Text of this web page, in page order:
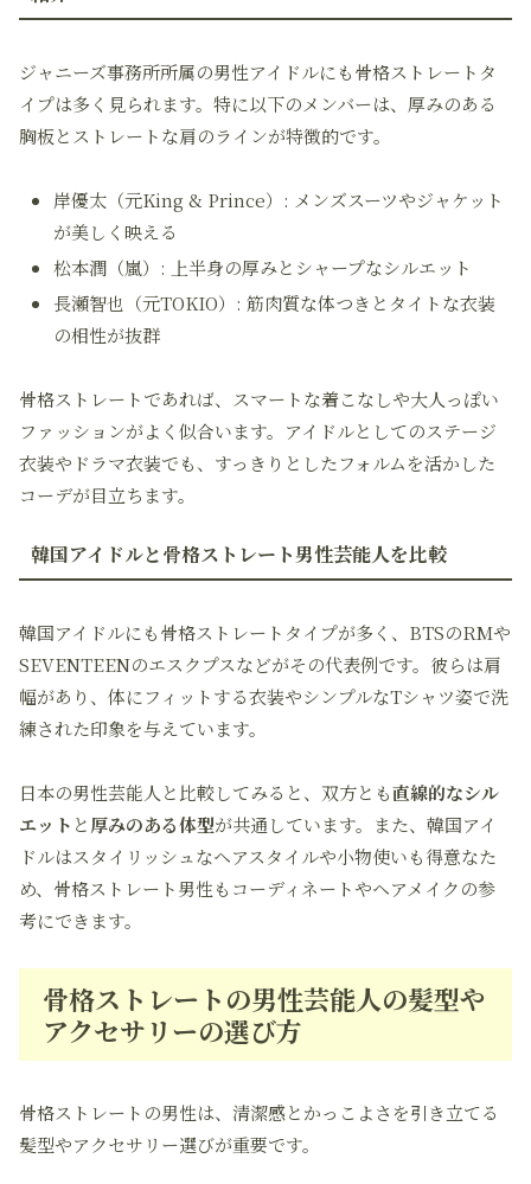
ジャニーズ事務所所属の男性アイドルにも骨格ストレートタ
イプは多く見られます。特に以下のメンバーは、厚みのある
胸板とストレートな肩のラインが特徴的です。
岸優太（元King & Prince）: メンズスーツやジャケット
が美しく映える
松本潤（嵐）: 上半身の厚みとシャープなシルエット
長瀬智也（元TOKIO）: 筋肉質な体つきとタイトな衣装
の相性が抜群
骨格ストレートであれば、スマートな着こなしや大人っぽい
ファッションがよく似合います。アイドルとしてのステージ
衣装やドラマ衣装でも、すっきりとしたフォルムを活かした
コーデが目立ちます。
韓国アイドルと骨格ストレート男性芸能人を比較
韓国アイドルにも骨格ストレートタイプが多く、BTSのRMや
SEVENTEENのエスクプスなどがその代表例です。彼らは肩
幅があり、体にフィットする衣装やシンプルなTシャツ姿で洗
練された印象を与えています。
日本の男性芸能人と比較してみると、双方とも直線的なシル
エット と厚みのある体型が共通しています。また、韓国アイ
ドルはスタイリッシュなヘアスタイルや小物使いも得意なた
め、骨格ストレート男性もコーディネートやヘアメイクの参
考にできます。
骨格ストレートの男性芸能人の髪型や
アクセサリーの選び方
骨格ストレートの男性は、清潔感とかっこよさを引き立てる
髪型やアクセサリー選びが重要です。